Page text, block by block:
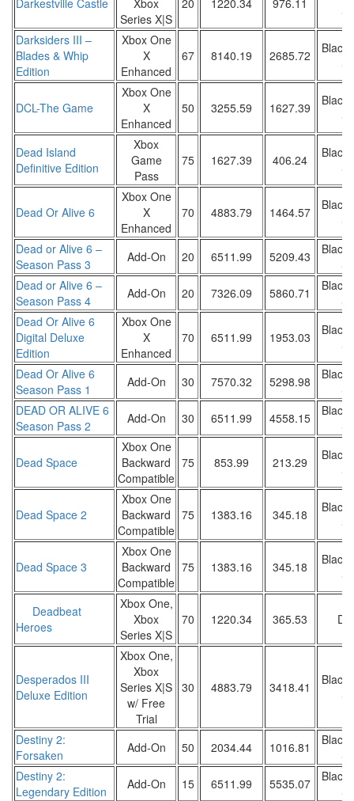
Darkestville Castle
Xbox
Series X|S
20 1220.34 976.11
Darksiders III –
Blades & Whip
Edition
Xbox One
X
Enhanced
67 8140.19 2685.72
Black
DCL-The Game
Xbox One
X
Enhanced
50 3255.59 1627.39
Black
Dead Island
Definitive Edition
Xbox
Game
Pass
75 1627.39 406.24
Black
Dead Or Alive 6
Xbox One
X
Enhanced
70 4883.79 1464.57
Black
Dead or Alive 6 –
Season Pass 3
Add-On 20 6511.99 5209.43
Black
Dead or Alive 6 –
Season Pass 4
Add-On 20 7326.09 5860.71
Black
Dead Or Alive 6
Digital Deluxe
Edition
Xbox One
X
Enhanced
70 6511.99 1953.03
Black
Dead Or Alive 6
Season Pass 1
Add-On 30 7570.32 5298.98
Black
DEAD OR ALIVE 6
Season Pass 2
Add-On 30 6511.99 4558.15
Black
Dead Space
Xbox One
Backward
Compatible
75 853.99 213.29
Black
Dead Space 2
Xbox One
Backward
Compatible
75 1383.16 345.18
Black
Dead Space 3
Xbox One
Backward
Compatible
75 1383.16 345.18
Black
Deadbeat
Heroes
Xbox One,
Xbox
Series X|S
70 1220.34 365.53
Desperados III
Deluxe Edition
Xbox One,
Xbox
Series X|S
w/ Free
Trial
30 4883.79 3418.41
Black
Destiny 2:
Forsaken
Add-On 50 2034.44 1016.81
Black
Destiny 2:
Legendary Edition
Add-On 15 6511.99 5535.07
Black